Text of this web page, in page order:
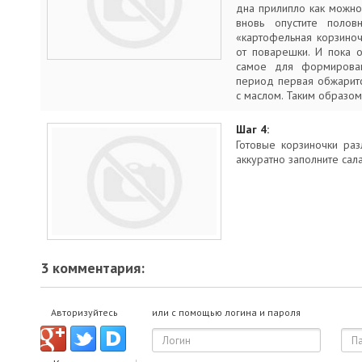
дна прилипло как
вновь опустите
«картофельная
от поварешки. И пока
самое для
период первая
с маслом. Таким
Шаг 4:
Готовые корзиночки
аккуратно заполните
3 комментария:
Авторизуйтесь или с помощью логина и пароля